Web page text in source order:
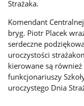
Strażaka.
Komendant
bryg. Piotr Placek
serdeczne
uroczystości
kierowane są
funkcjonariuszy
uroczystego Dnia